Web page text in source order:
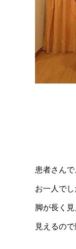
患者さん
お一人で
脚が長く
見えるの